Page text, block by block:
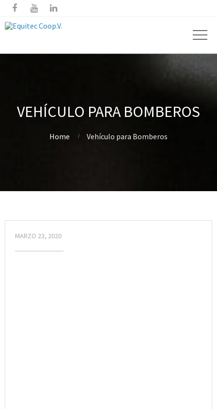
  
VEHÍCULO PARA BOMBEROS
Home Vehículo para Bomberos
MARZO 23, 2020